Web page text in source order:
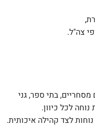
בתי ספר, גני
לכל כיוון.
לצד קהילה איכותית.